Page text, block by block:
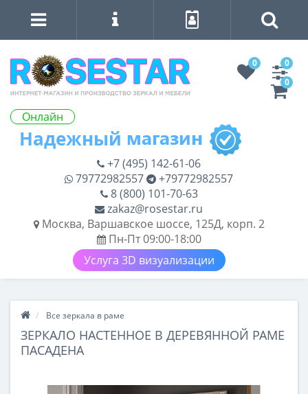
Онлайн
0
0
0
+7 (495) 142-61-06
79772982557
+79772982557
8 (800) 101-70-63
zakaz@rosestar.ru
Москва, Варшавское шоссе, 125Д, корп. 2
Пн-Пт 09:00-18:00
Услуга 3D визуализации
Все зеркала в раме
ЗЕРКАЛО НАСТЕННОЕ В ДЕРЕВЯННОЙ РАМЕ
ПАСАДЕНА